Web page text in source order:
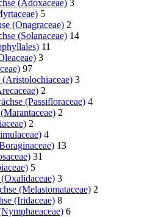
(Adoxaceae) 3
5
(Onagraceae) 2
(Solanaceae) 14
11
3
97
(Aristolochiaceae) 3
2
(Passifloraceae) 4
2
2
4
13
31
5
3
(Melastomataceae) 2
(Iridaceae) 8
6